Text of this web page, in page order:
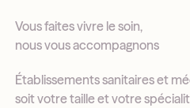
Vous faites vivre le soin,
nous vous accompagnons
Établissements sanitaires et
soit votre taille et votre